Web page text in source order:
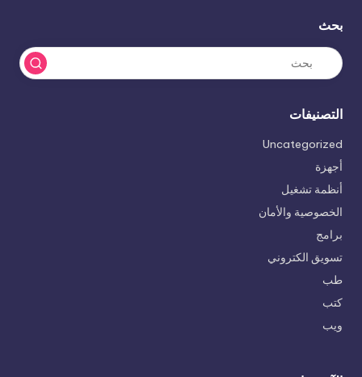
بحث
التصنيفات
Uncategorized
أجهزة
أنظمة تشغيل
الخصوصية والأمان
برامج
تسويق الكتروني
طب
كتب
ويب